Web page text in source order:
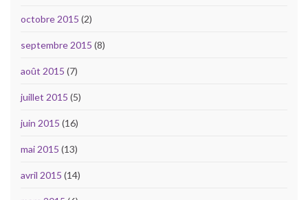
octobre 2015 (2)
septembre 2015 (8)
août 2015 (7)
juillet 2015 (5)
juin 2015 (16)
mai 2015 (13)
avril 2015 (14)